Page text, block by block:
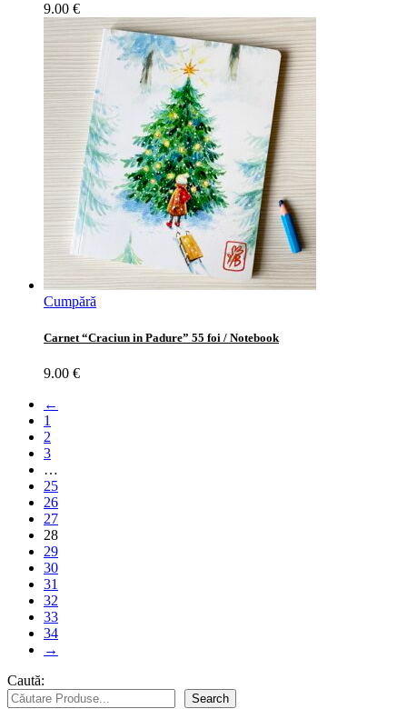
9.00 €
Cumpără
Carnet “Craciun in Padure” 55 foi / Notebook
9.00 €
←
1
2
3
…
25
26
27
28
29
30
31
32
33
34
→
Caută:
Search